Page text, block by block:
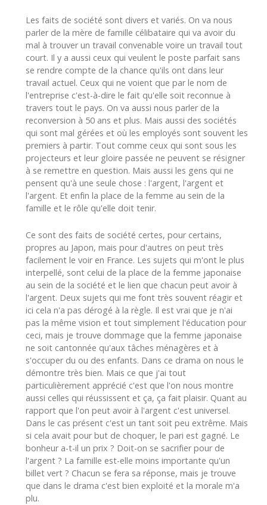
Les faits de société sont divers et variés. On va nous
parler de la mère de famille célibataire qui va avoir du
mal à trouver un travail convenable voire un travail tout
court. Il y a aussi ceux qui veulent le poste parfait sans
se rendre compte de la chance qu'ils ont dans leur
travail actuel. Ceux qui ne voient que par le nom de
l'entreprise c'est-à-dire le fait qu'elle soit reconnue à
travers tout le pays. On va aussi nous parler de la
reconversion à 50 ans et plus. Mais aussi des sociétés
qui sont mal gérées et où les employés sont souvent les
premiers à partir. Tout comme ceux qui sont sous les
projecteurs et leur gloire passée ne peuvent se résigner
à se remettre en question. Mais aussi les gens qui ne
pensent qu'à une seule chose : l'argent, l'argent et
l'argent. Et enfin la place de la femme au sein de la
famille et le rôle qu'elle doit tenir.
Ce sont des faits de société certes, pour certains,
propres au Japon, mais pour d'autres on peut très
facilement le voir en France. Les sujets qui m'ont le plus
interpellé, sont celui de la place de la femme japonaise
au sein de la société et le lien que chacun peut avoir à
l'argent. Deux sujets qui me font très souvent réagir et
ici cela n'a pas dérogé à la règle. Il est vrai que je n'ai
pas la même vision et tout simplement l'éducation pour
ceci, mais je trouve dommage que la femme japonaise
ne soit cantonnée qu'aux tâches ménagères et à
s'occuper du ou des enfants. Dans ce drama on nous le
démontre très bien. Mais ce que j'ai tout
particulièrement apprécié c'est que l'on nous montre
aussi celles qui réussissent et ça, ça fait plaisir. Quant au
rapport que l'on peut avoir à l'argent c'est universel.
Dans le cas présent c'est un tant soit peu extrême. Mais
si cela avait pour but de choquer, le pari est gagné. Le
bonheur a-t-il un prix ? Doit-on se sacrifier pour de
l'argent ? La famille est-elle moins importante qu'un
billet vert ? Chacun se fera sa réponse, mais je trouve
que dans le drama c'est bien exploité et la morale m'a
plu.